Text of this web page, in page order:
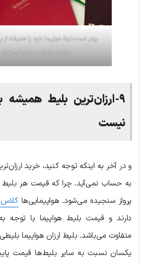
بهتر است بلیط هواپیما خود را همیشه از
سایت مشخص خریداری کنید
۹-ارزان‌ترین بلیط همیشه
نیست
و در آخر به اینکه توجه کنید، خرید
به حساب نمی‌آید. چرا که قیمت هر بلیط
پرواز سنجیده می‌شود. هواپیمایی‌ها
دارند و قیمت بلیط هواپیما با توجه
متفاوت می‌باشد. بلیط ارزان هواپیما
یکسان نسبت به سایر بلیط‌ها قیمت